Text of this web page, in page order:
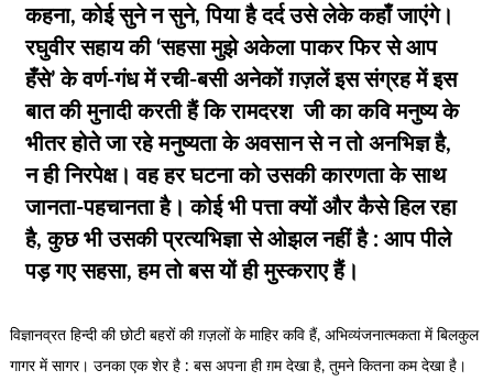
कहना, कोई सुने न सुने, पिया है दर्द उसे लेके कहाँ जाएंगे।
रघुवीर सहाय की ‘सहसा मुझे अकेला पाकर फिर से आप
हँसे’ के वर्ण-गंध में रची-बसी अनेकों ग़ज़लें इस संग्रह में इस
बात की मुनादी करती हैं कि रामदरश जी का कवि मनुष्य के
भीतर होते जा रहे मनुष्यता के अवसान से न तो अनभिज्ञ है,
न ही निरपेक्ष। वह हर घटना को उसकी कारणता के साथ
जानता-पहचानता है। कोई भी पत्ता क्यों और कैसे हिल रहा
है, कुछ भी उसकी प्रत्यभिज्ञा से ओझल नहीं है : आप पीले
पड़ गए सहसा, हम तो बस यों ही मुस्कराए हैं।
विज्ञानव्रत हिन्दी की छोटी बहरों की ग़ज़लों के माहिर कवि हैं, अभिव्यंजनात्मकता में बिलकुल
गागर में सागर। उनका एक शेर है : बस अपना ही ग़म देखा है, तुमने कितना कम देखा है।